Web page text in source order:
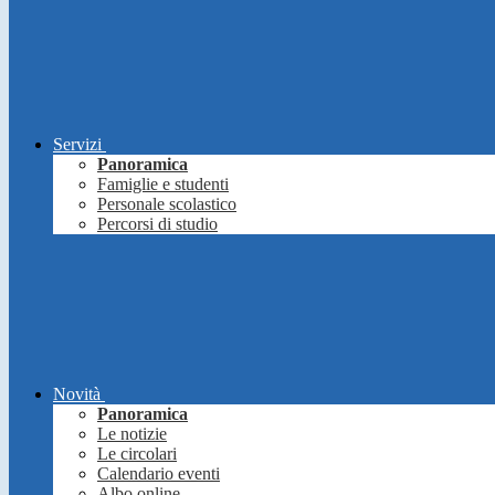
Servizi
Panoramica
Famiglie e studenti
Personale scolastico
Percorsi di studio
Novità
Panoramica
Le notizie
Le circolari
Calendario eventi